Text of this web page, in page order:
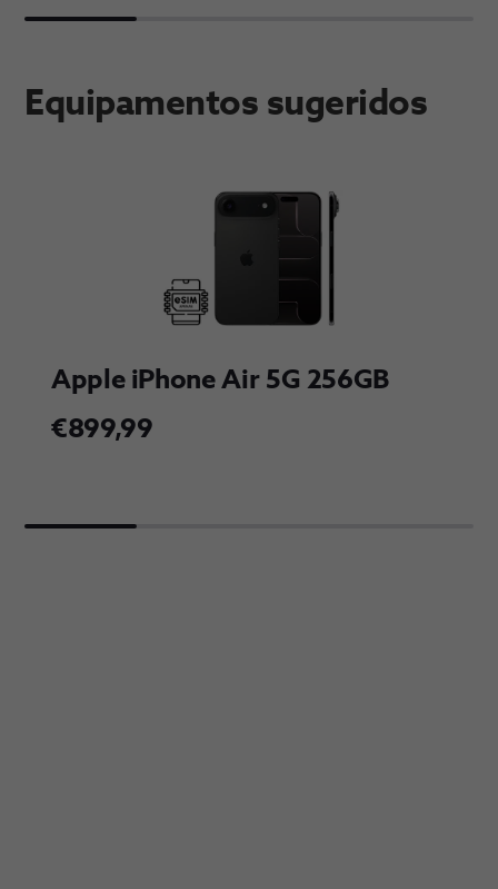
Equipamentos sugeridos
Apple iPhone Air 5G 256GB
€899,99